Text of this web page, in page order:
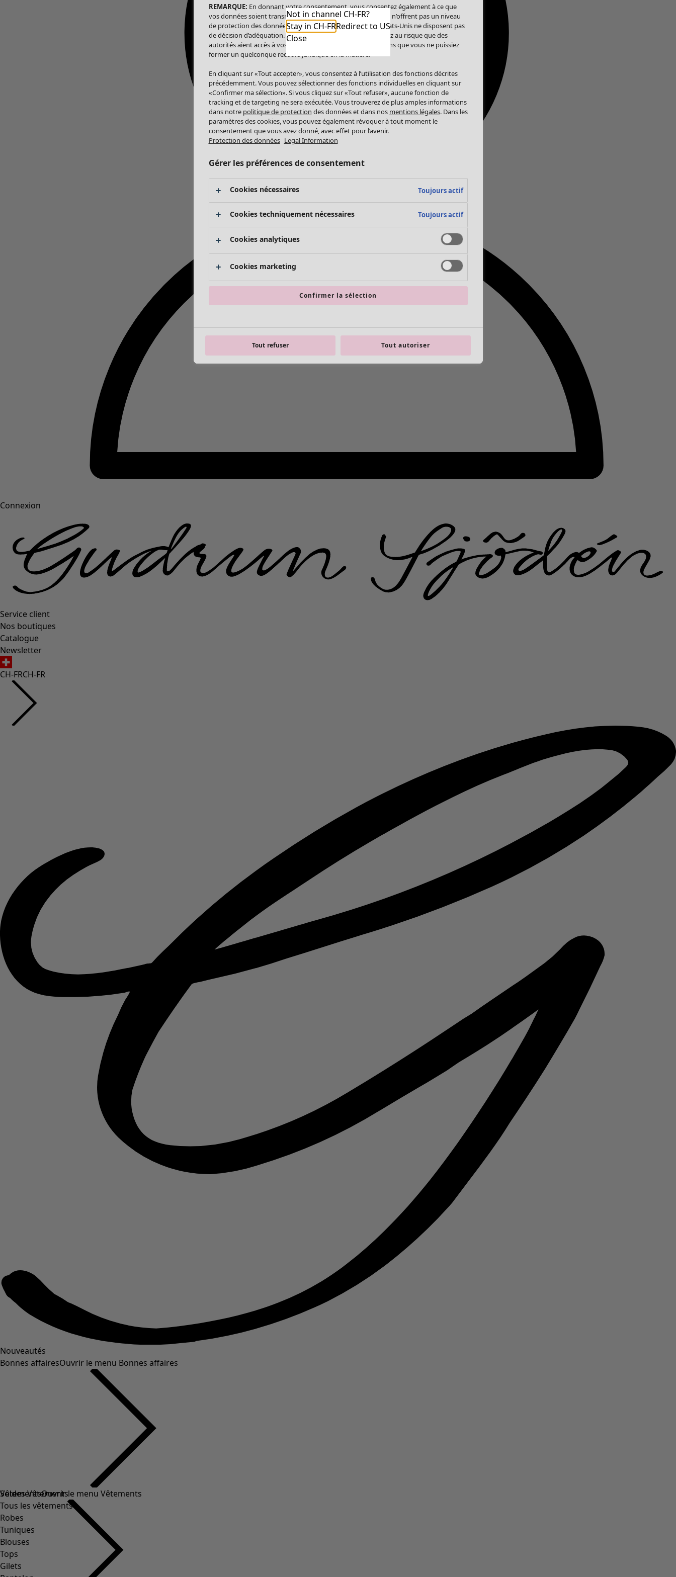
Connexion
Service client
Nos boutiques
Catalogue
Newsletter
CH-FRCH-FR
Nouveautés
Bonnes affairesOuvrir le menu Bonnes affaires
Soldes Vêtements
Tous les vêtements
Robes
Tuniques
Blouses
Tops
Gilets
VêtementsOuvrir le menu Vêtements
Not in channel CH-FR?
Stay in CH-FRRedirect to US
Close
REMARQUE: En donnant votre consentement, vous consentez également à ce que
vos données soient transmises aux États-Unis. Les États-Unis n’offrent pas un niveau
de protection des données comparable à celui de l’UE. Les États-Unis ne disposent pas
de décision d’adéquation. Par conséquent, vous vous exposez au risque que des
autorités aient accès à vos données à caractère personnel sans que vous ne puissiez
former un quelconque recours juridique en la matière.
En cliquant sur «Tout accepter», vous consentez à l’utilisation des fonctions décrites
précédemment. Vous pouvez sélectionner des fonctions individuelles en cliquant sur
«Confirmer ma sélection». Si vous cliquez sur «Tout refuser», aucune fonction de
tracking et de targeting ne sera exécutée. Vous trouverez de plus amples informations
dans notre politique de protection des données et dans nos mentions légales. Dans les
paramètres des cookies, vous pouvez également révoquer à tout moment le
consentement que vous avez donné, avec effet pour l’avenir.
Protection des données Legal Information
Gérer les préférences de consentement
Cookies nécessaires Toujours actif
Cookies techniquement nécessaires Toujours actif
Cookies analytiques
Cookies marketing
Confirmer la sélection
Tout refuser Tout autoriser